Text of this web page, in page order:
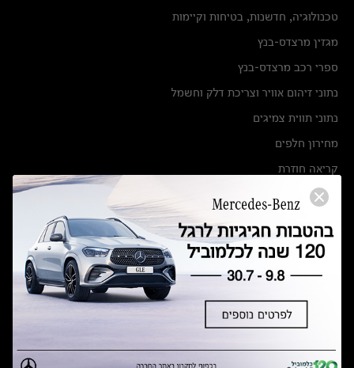
טכנולוגיה, חדשנות, בטיחות וקיימות
מגזין מרצדס-בנץ
ספרי רכב מרצדס-בנץ
נתוני זיהום אוויר וצריכת דלק וחשמל
נתוני תווית צמיגים
מחירון חלפים
קריאה חוזרת
הודעה על הטבות לרכבי מרצדס בהסדר פשרה בתצ 56447-02-19
תקנון ימי מכירות 120 לכלמוביל
מצאו אותנו
אולמות תצוגה